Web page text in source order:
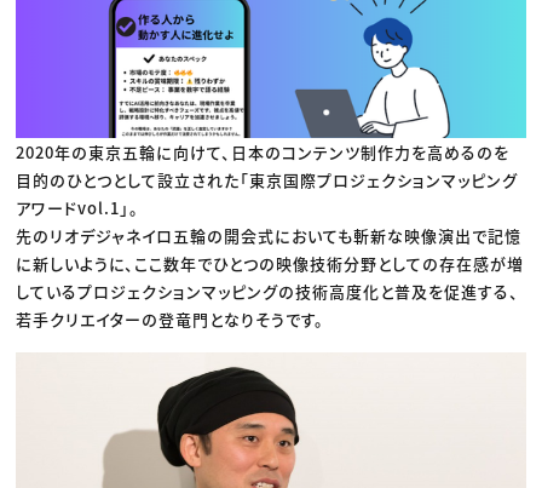
プロフェッショナル×つながる×メディア
2020年の東京五輪に向けて、日本のコンテンツ制作力を高めるのを
目的のひとつとして設立された「東京国際プロジェクションマッピング
アワードvol.1」。
先のリオデジャネイロ五輪の開会式においても斬新な映像演出で記憶
に新しいように、ここ数年でひとつの映像技術分野としての存在感が増
しているプロジェクションマッピングの技術高度化と普及を促進する、
若手クリエイターの登竜門となりそうです。